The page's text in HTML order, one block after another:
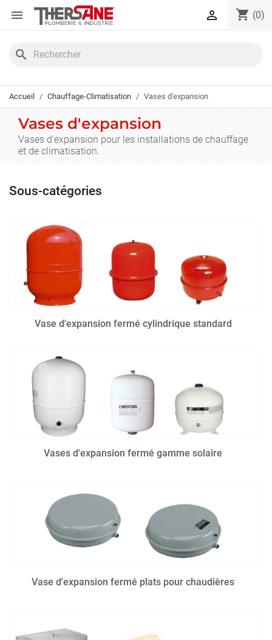
Panneau de gestion des cookies
 shopping_cart (0)

search
Accueil Chauffage-Climatisation Vases d'expansion
Vases d'expansion
Vases d'expansion pour les installations de chauffage
et de climatisation.
Sous-catégories
Vase d'expansion fermé cylindrique standard
Vases d'expansion fermé gamme solaire
Vase d'expansion fermé plats pour chaudières